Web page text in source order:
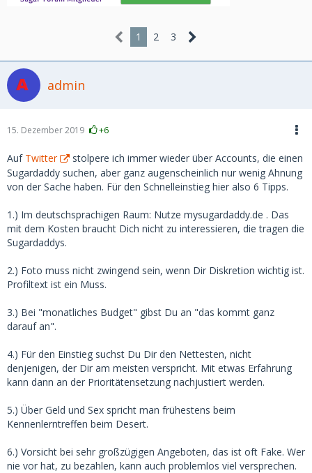
1 2 3
admin
15. Dezember 2019 +6
Auf Twitter
stolpere ich immer wieder über Accounts, die einen
Sugardaddy suchen, aber ganz augenscheinlich nur wenig Ahnung
von der Sache haben. Für den Schnelleinstieg hier also 6 Tipps.
1.) Im deutschsprachigen Raum: Nutze mysugardaddy.de . Das
mit dem Kosten braucht Dich nicht zu interessieren, die tragen die
Sugardaddys.
2.) Foto muss nicht zwingend sein, wenn Dir Diskretion wichtig ist.
Profiltext ist ein Muss.
3.) Bei "monatliches Budget" gibst Du an "das kommt ganz
darauf an".
4.) Für den Einstieg suchst Du Dir den Nettesten, nicht
denjenigen, der Dir am meisten verspricht. Mit etwas Erfahrung
kann dann an der Prioritätensetzung nachjustiert werden.
5.) Über Geld und Sex spricht man frühestens beim
Kennenlerntreffen beim Desert.
6.) Vorsicht bei sehr großzügigen Angeboten, das ist oft Fake. Wer
nie vor hat, zu bezahlen, kann auch problemlos viel versprechen.